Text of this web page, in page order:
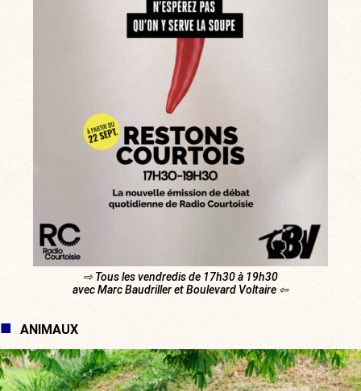
⇨ Tous les vendredis de 17h30 à 19h30
avec Marc Baudriller et Boulevard Voltaire ⇦
ANIMAUX